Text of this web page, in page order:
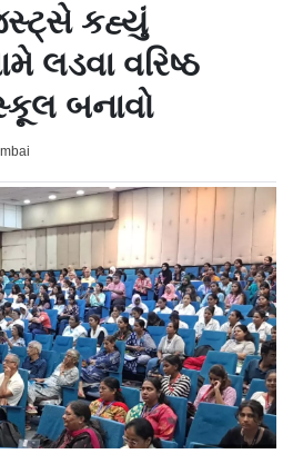
કહ્યું
લડવા વરિષ્ઠ
બનાવો